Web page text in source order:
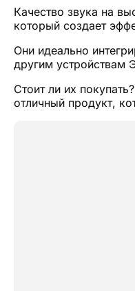
Качество звука на
который создает
Они идеально
другим устройствам
Стоит ли их
отличный продукт,